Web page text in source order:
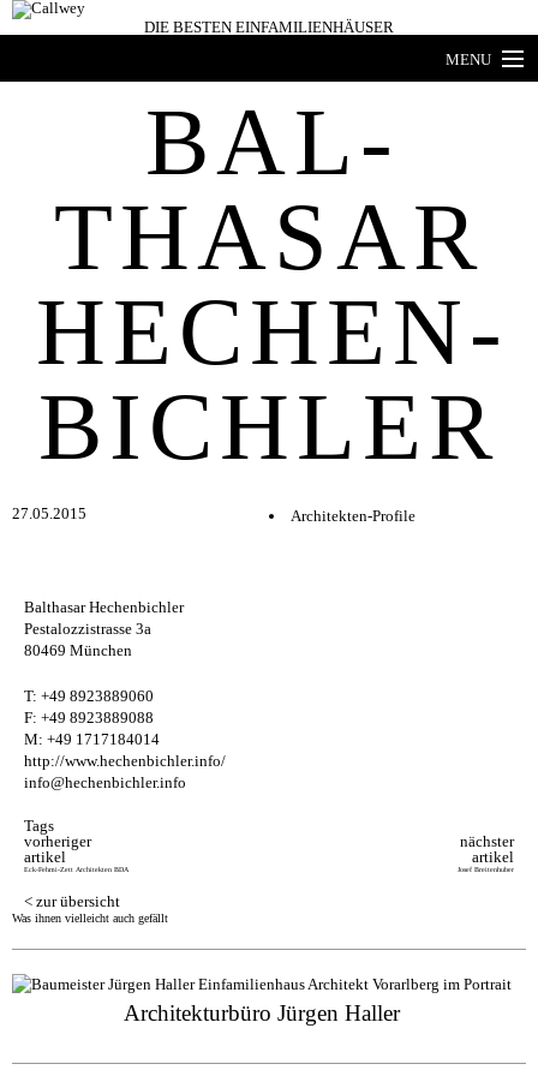
DIE BESTEN EINFAMILIENHÄUSER
MENU
Architekten-Profile
HÄUSER DES JAHRES
Buchshop
Bücher- und zeitschriften
BAL­
THASAR
HE­CHE­N­
BICH­LER
27.05.2015 Architekten-Profile
Balthasar Hechenbichler
Pestalozzistrasse 3a
80469 München
T: +49 8923889060
F: +49 8923889088
M: +49 1717184014
http://www.hechenbichler.info/
info@hechenbichler.info
Tags
vorheriger
artikel
Eck-Feh­mi-Zett Ar­chi­tek­ten BDA
nächster
artikel
Jo­sef Brei­ten­hu­ber
< zur übersicht
Was ihnen vielleicht auch gefällt
Ar­chi­tek­turbüro Jürgen Hal­ler